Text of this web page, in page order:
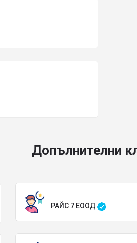
Допълнителни
РАЙС 7 ЕООД